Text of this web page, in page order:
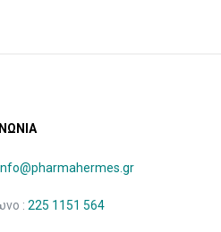
: 225 1151 564